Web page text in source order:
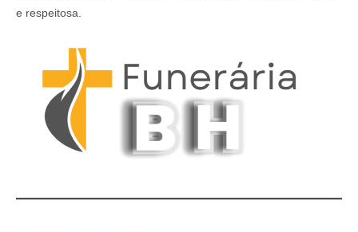
e respeitosa.